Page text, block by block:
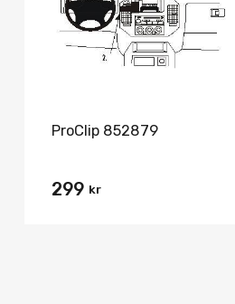
ProClip 852879
299 kr